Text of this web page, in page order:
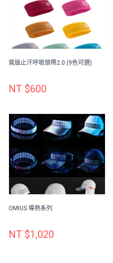
寬版止汗呼吸頭帶2.0 (9色可選)
NT $600
OMIUS 導熱系列
NT $1,020